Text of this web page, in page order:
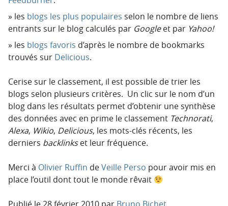
les blogs les plus populaires selon le nombre de liens
entrants sur le blog calculés par Googleet par Yahoo!
les blogs favoris d’après le nombre de bookmarks
trouvés sur Delicious.
Cerise sur le classement, il est possible de trier les
blogs selon plusieurs critères. Un clic sur le nom d’un
blog dans les résultats permet d’obtenir une synthèse
des données avec en prime le classement Technorati,
Alexa, Wikio, Delicious, les mots-clés récents, les
derniers backlinkset leur fréquence.
Merci à Olivier Ruffin deVeille Perso pour avoir mis en
place l’outil dont tout le monde rêvait